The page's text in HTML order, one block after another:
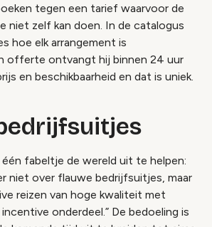
tegen een tarief waarvoor de
niet zelf kan doen. In de catalogus
hoe elk arrangement is
offerte ontvangt hij binnen 24 uur
en beschikbaarheid en dat is uniek.
één fabeltje de wereld uit te helpen:
niet over flauwe bedrijfsuitjes, maar
reizen van hoge kwaliteit met
onderdeel.” De bedoeling is